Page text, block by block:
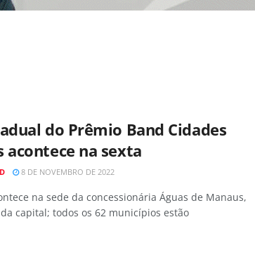
do Prêmio Band Cidades
acontece na sexta
8 DE NOVEMBRO DE 2022
na sede da concessionária Águas de Manaus,
capital; todos os 62 municípios estão